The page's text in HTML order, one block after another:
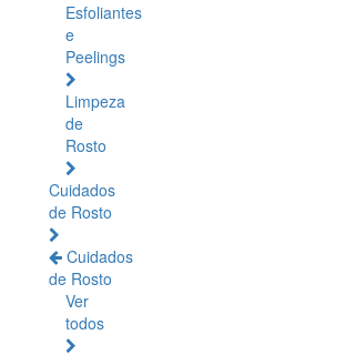
Esfoliantes
e
Peelings
Limpeza
de
Rosto
Cuidados
de Rosto
Cuidados
de Rosto
Ver
todos